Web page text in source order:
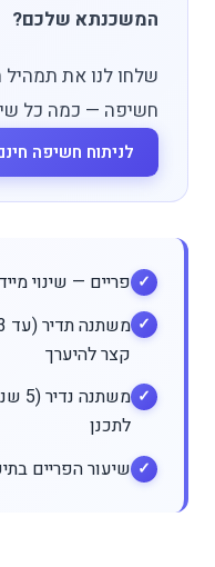
המשכנתא שלכם?
שלחו לנו את תמהיל
חשיפה — כמה כל
לניתוח חשיפה
פריים — שינוי
קצר להיערך
לתכנן
שיעור הפריים